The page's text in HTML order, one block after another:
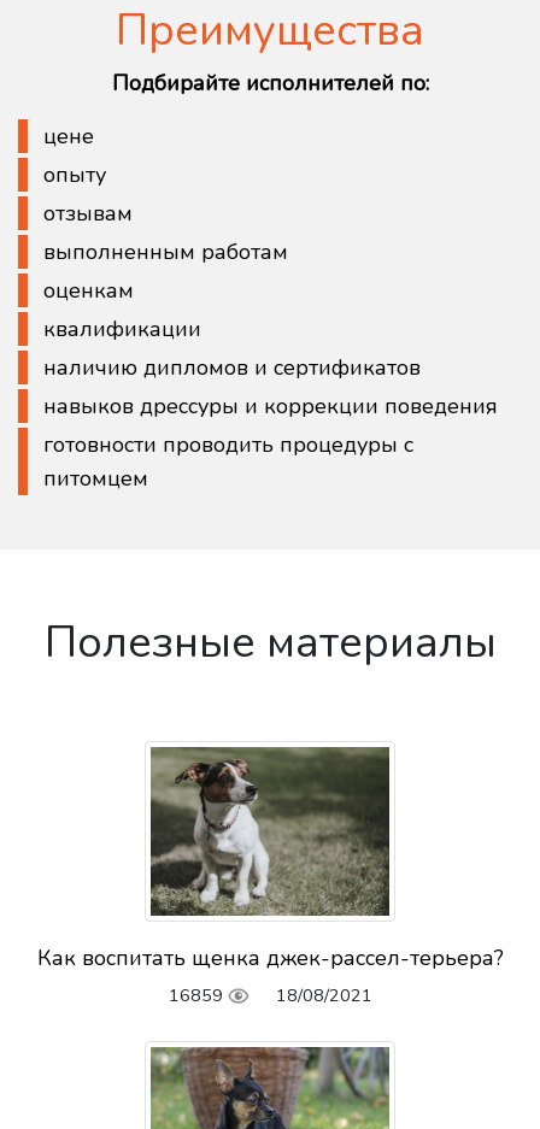
Преимущества
Подбирайте исполнителей по:
цене
опыту
отзывам
выполненным работам
оценкам
квалификации
наличию дипломов и сертификатов
навыков дрессуры и коррекции поведения
готовности проводить процедуры с
питомцем
Полезные материалы
Как воспитать щенка джек-рассел-терьера?
16859 18/08/2021